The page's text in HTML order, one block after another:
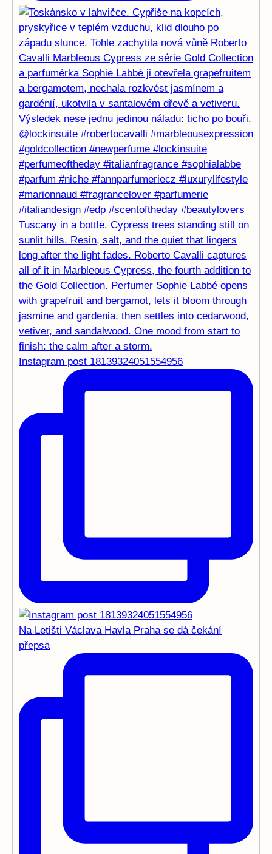
Instagram post 18139324051554956
Na Letišti Václava Havla Praha se dá čekání
přepsa